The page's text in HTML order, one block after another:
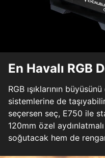
En Havalı RGB
RGB ışıklarının
sistemlerine de
seçersen seç, E750 ile
120mm özel
soğutacak hem de